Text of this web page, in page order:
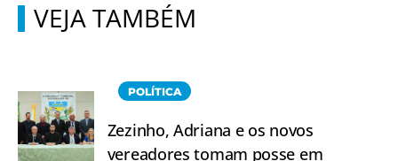
VEJA TAMBÉM
POLÍTICA
Zezinho, Adriana e os novos
vereadores tomam posse em